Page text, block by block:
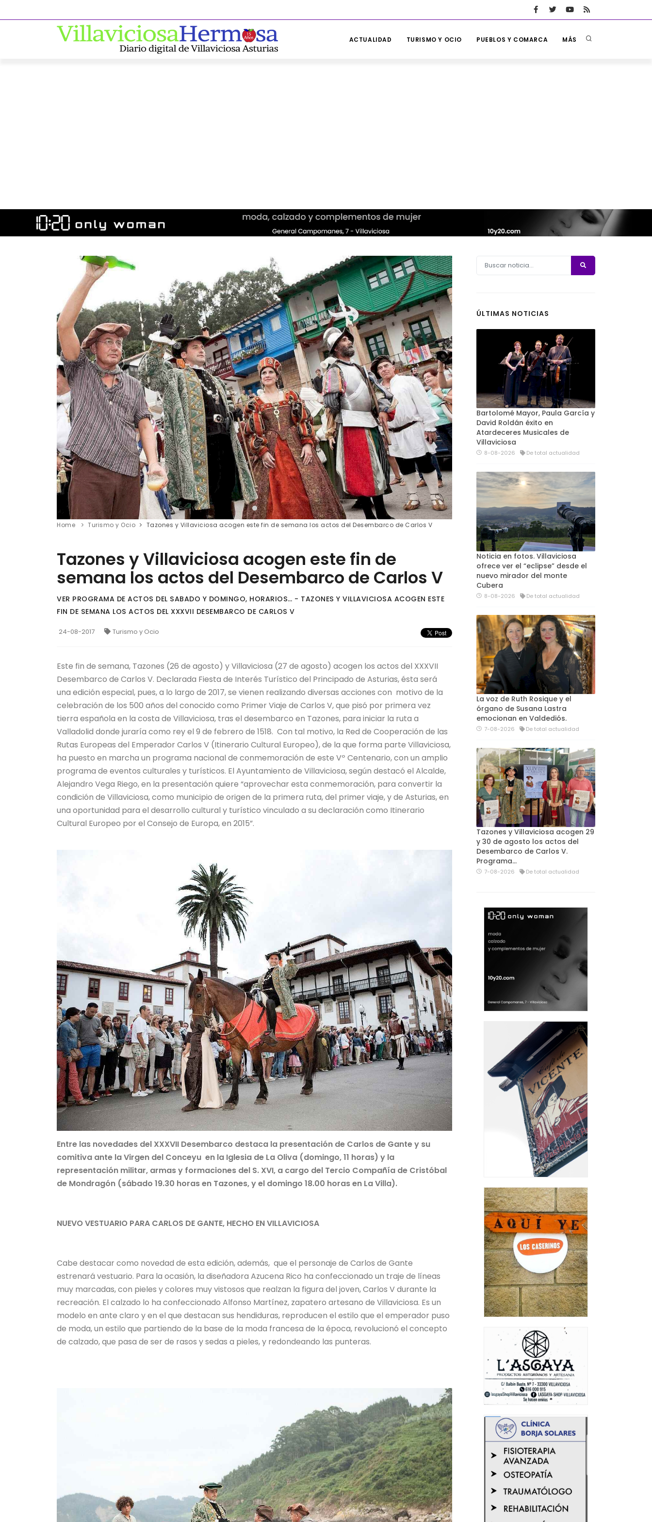
ACTUALIDAD TURISMO Y OCIO PUEBLOS Y COMARCA MÁS
Home Turismo y Ocio Tazones y Villaviciosa acogen este fin de semana los actos del Desembarco de Carlos V
Tazones y Villaviciosa acogen este fin de
semana los actos del Desembarco de Carlos V
VER PROGRAMA DE ACTOS DEL SABADO Y DOMINGO, HORARIOS… - TAZONES Y VILLAVICIOSA ACOGEN ESTE
FIN DE SEMANA LOS ACTOS DEL XXXVII DESEMBARCO DE CARLOS V
24-08-2017 Turismo y Ocio
Este fin de semana, Tazones (26 de agosto) y Villaviciosa (27 de agosto) acogen los actos del XXXVII
Desembarco de Carlos V. Declarada Fiesta de Interés Turístico del Principado de Asturias, ésta será
una edición especial, pues, a lo largo de 2017, se vienen realizando diversas acciones con motivo de la
celebración de los 500 años del conocido como Primer Viaje de Carlos V, que pisó por primera vez
tierra española en la costa de Villaviciosa, tras el desembarco en Tazones, para iniciar la ruta a
Valladolid donde juraría como rey el 9 de febrero de 1518. Con tal motivo, la Red de Cooperación de las
Rutas Europeas del Emperador Carlos V (Itinerario Cultural Europeo), de la que forma parte Villaviciosa,
ha puesto en marcha un programa nacional de conmemoración de este Vº Centenario, con un amplio
programa de eventos culturales y turísticos. El Ayuntamiento de Villaviciosa, según destacó el Alcalde,
Alejandro Vega Riego, en la presentación quiere “aprovechar esta conmemoración, para convertir la
condición de Villaviciosa, como municipio de origen de la primera ruta, del primer viaje, y de Asturias, en
una oportunidad para el desarrollo cultural y turístico vinculado a su declaración como Itinerario
Cultural Europeo por el Consejo de Europa, en 2015”.
Entre las novedades del XXXVII Desembarco destaca la presentación de Carlos de Gante y su
comitiva ante la Virgen del Conceyu en la Iglesia de La Oliva (domingo, 11 horas) y la
representación militar, armas y formaciones del S. XVI, a cargo del Tercio Compañía de Cristóbal
de Mondragón (sábado 19.30 horas en Tazones, y el domingo 18.00 horas en La Villa).
NUEVO VESTUARIO PARA CARLOS DE GANTE, HECHO EN VILLAVICIOSA
Cabe destacar como novedad de esta edición, además, que el personaje de Carlos de Gante
estrenará vestuario. Para la ocasión, la diseñadora Azucena Rico ha confeccionado un traje de líneas
muy marcadas, con pieles y colores muy vistosos que realzan la figura del joven, Carlos V durante la
recreación. El calzado lo ha confeccionado Alfonso Martínez, zapatero artesano de Villaviciosa. Es un
modelo en ante claro y en el que destacan sus hendiduras, reproducen el estilo que el emperador puso
de moda, un estilo que partiendo de la base de la moda francesa de la época, revolucionó el concepto
de calzado, que pasa de ser de rasos y sedas a pieles, y redondeando las punteras.
ÚLTIMAS NOTICIAS
Bartolomé Mayor, Paula García y
David Roldán éxito en
Atardeceres Musicales de
Villaviciosa
8-08-2026 De total actualidad
Noticia en fotos. Villaviciosa
ofrece ver el “eclipse” desde el
nuevo mirador del monte
Cubera
8-08-2026 De total actualidad
La voz de Ruth Rosique y el
órgano de Susana Lastra
emocionan en Valdediós.
7-08-2026 De total actualidad
Tazones y Villaviciosa acogen 29
y 30 de agosto los actos del
Desembarco de Carlos V.
Programa…
7-08-2026 De total actualidad